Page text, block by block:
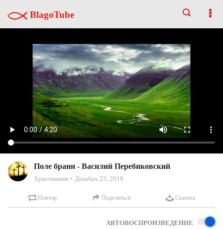
BlagoTube
Поле брани - Василий Перебиковский
Христианин Декабрь 23, 2018
Повтор Поделиться Скачать
АВТОВОСПРОИЗВЕДЕНИЕ